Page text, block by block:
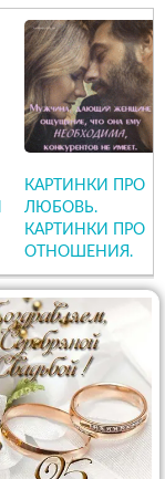
КАРТИНКИ ПРО
ЛЮБОВЬ.
КАРТИНКИ ПРО
ОТНОШЕНИЯ.